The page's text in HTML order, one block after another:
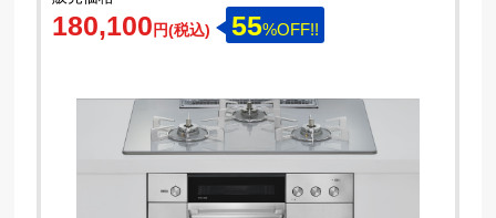
180,100円(税込) 55%OFF!!